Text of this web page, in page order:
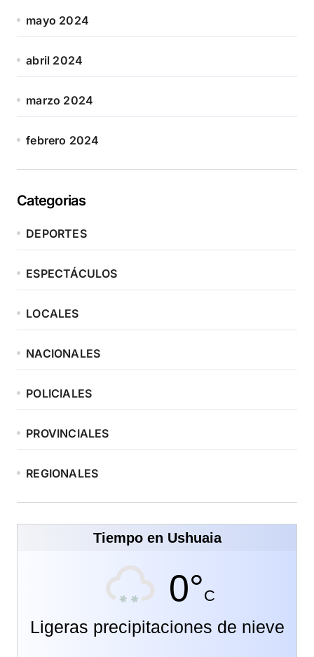
mayo 2024
abril 2024
marzo 2024
febrero 2024
Categorias
DEPORTES
ESPECTÁCULOS
LOCALES
NACIONALES
POLICIALES
PROVINCIALES
REGIONALES
Tiempo en Ushuaia
0°C
Ligeras precipitaciones de nieve